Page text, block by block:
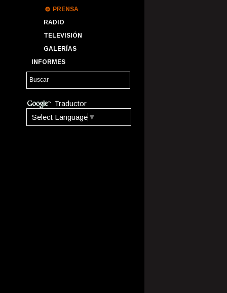
PRENSA
RADIO
TELEVISIÓN
GALERÍAS
INFORMES
Traductor
Select Language ▼